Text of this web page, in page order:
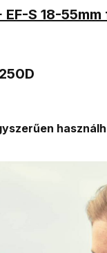
EF-S 18-